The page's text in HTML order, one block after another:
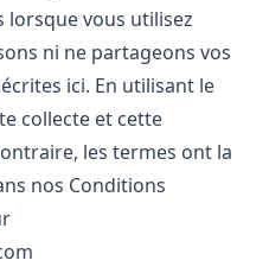
vous utilisez
ni ne partageons vos
ici. En utilisant le
collecte et cette
les termes ont la
nos Conditions